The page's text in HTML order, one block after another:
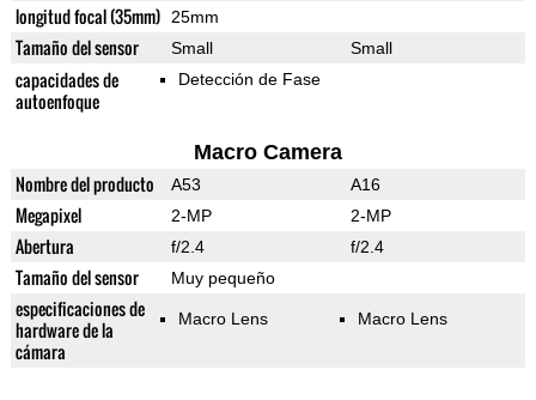
longitud focal (35mm) 25mm
Tamaño del sensor Small Small
capacidades de
autoenfoque
Detección de Fase
Macro Camera
Nombre del producto A53 A16
Megapixel 2-MP 2-MP
Abertura f/2.4 f/2.4
Tamaño del sensor Muy pequeño
especificaciones de
hardware de la
cámara
Macro Lens Macro Lens